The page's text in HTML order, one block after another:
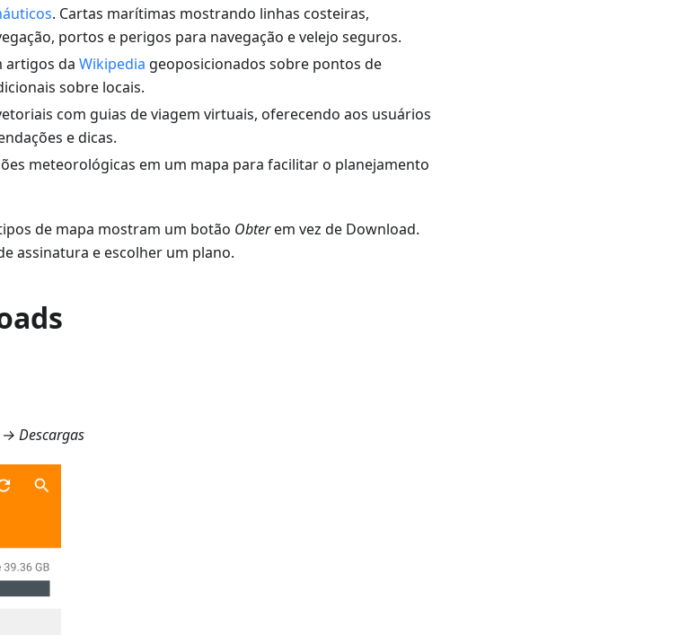
. Cartas marítimas mostrando linhas costeiras,
portos e perigos para navegação e velejo seguros.
artigos da Wikipedia geoposicionados sobre pontos de
sobre locais.
com guias de viagem virtuais, oferecendo aos usuários
e dicas.
meteorológicas em um mapa para facilitar o planejamento
de mapa mostram um botão Obterem vez de Download.
assinatura e escolher um plano.
Descargas